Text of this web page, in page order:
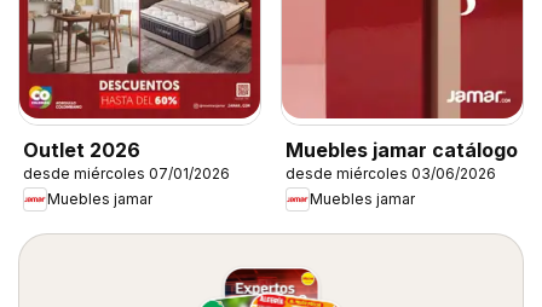
Outlet 2026
desde miércoles 07/01/2026
Muebles jamar
Muebles jamar catálogo
desde miércoles 03/06/2026
Muebles jamar